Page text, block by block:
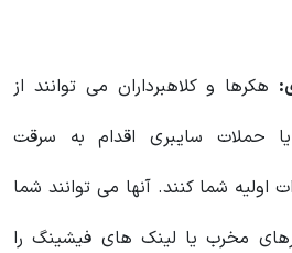
هکرها و کلاهبرداران می توانند از
حملات سایبری اقدام به سرقت
شما کنند. آنها می توانند شما
مخرب یا لینک های فیشینگ را